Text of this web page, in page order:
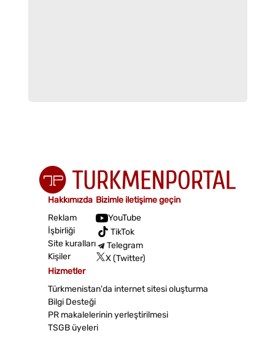
Hakkımızda
Reklam
İşbirliği
Site kuralları
Kişiler
Bizimle iletişime geçin
YouTube
TikTok
Telegram
X (Twitter)
Hizmetler
Türkmenistan'da internet sitesi oluşturma
Bilgi Desteği
PR makalelerinin yerleştirilmesi
TSGB üyeleri